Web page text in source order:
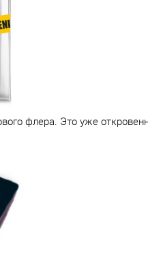
флера. Это уже